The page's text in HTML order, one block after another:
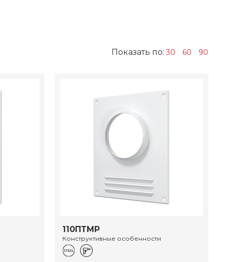
Показать по:30 60 90
110ПТМР
Конструктивные особенности